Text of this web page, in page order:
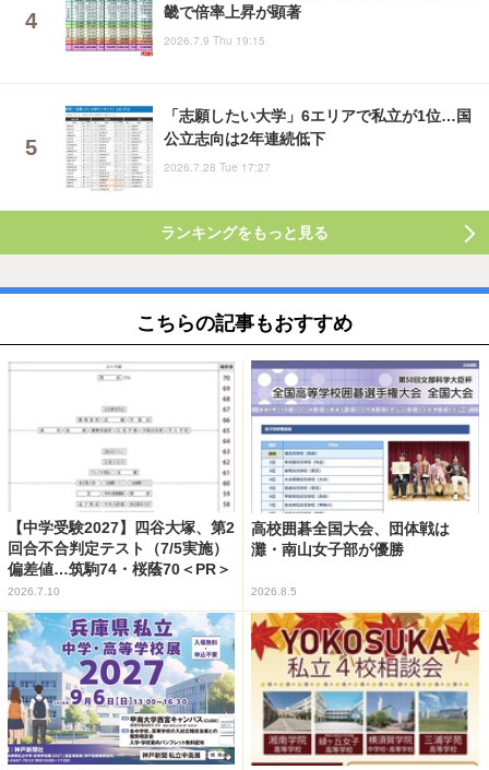
畿で倍率上昇が顕著
2026.7.9 Thu 19:15
「志願したい大学」6エリアで私立が1位…国
公立志向は2年連続低下
2026.7.28 Tue 17:27
ランキングをもっと見る
こちらの記事もおすすめ
【中学受験2027】四谷大塚、第2
回合不合判定テスト（7/5実施）
偏差値…筑駒74・桜蔭70＜PR＞
2026.7.10
高校囲碁全国大会、団体戦は
灘・南山女子部が優勝
2026.8.5